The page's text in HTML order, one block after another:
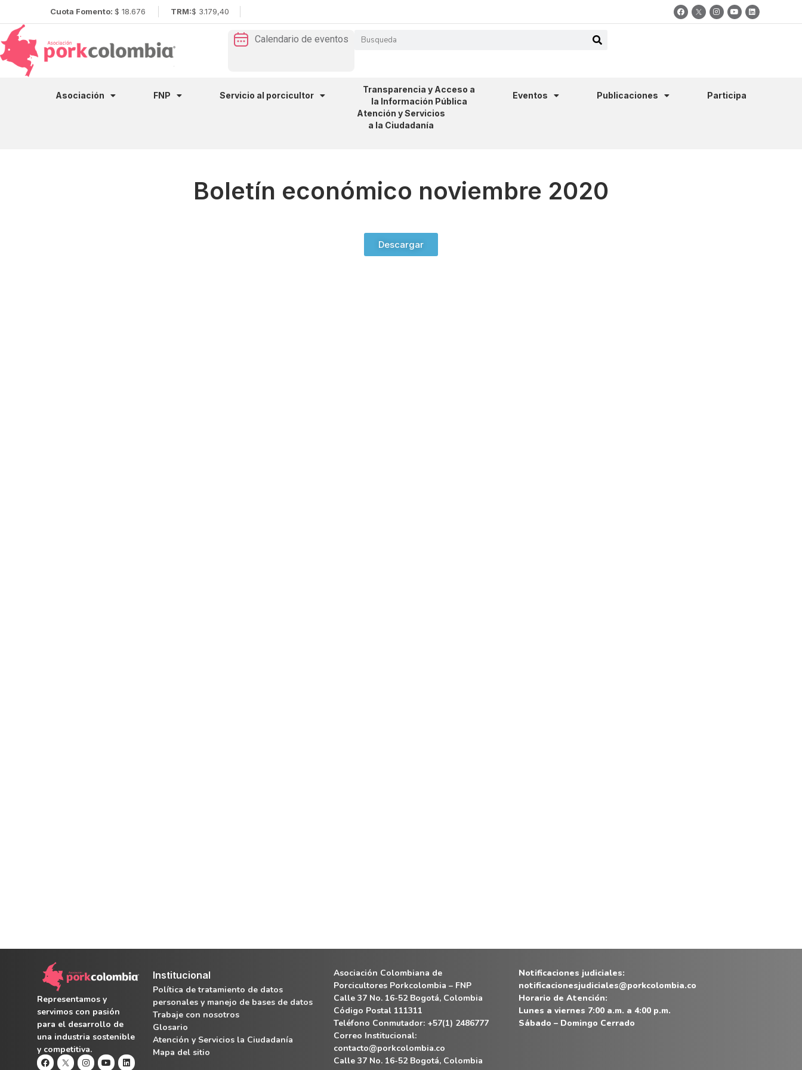
Cuota Fomento: $ 18.676 TRM:$ 3.179,40
Calendario de eventos
Asociación FNP Servicio al porcicultor
Transparencia y Acceso a
la Información Pública
Eventos Publicaciones
Participa
Atención y Servicios
a la Ciudadanía
Boletín económico noviembre 2020
Descargar
Representamos y
servimos con pasión
para el desarrollo de
una industria sostenible
y competitiva.
Institucional
Política de tratamiento de datos
personales y manejo de bases de datos
Trabaje con nosotros
Glosario
Atención y Servicios la Ciudadanía
Mapa del sitio
Asociación Colombiana de
Porcicultores Porkcolombia – FNP
Calle 37 No. 16-52 Bogotá, Colombia
Código Postal 111311
Teléfono Conmutador: +57(1) 2486777
Correo Institucional:
contacto@porkcolombia.co
Calle 37 No. 16-52 Bogotá, Colombia
Notificaciones judiciales:
notificacionesjudiciales@porkcolombia.co
Horario de Atención:
Lunes a viernes 7:00 a.m. a 4:00 p.m.
Sábado – Domingo Cerrado